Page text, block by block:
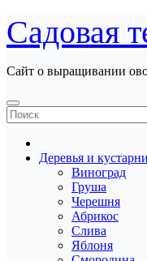
Перейти
к
содержанию
Садовая
Сайт о выращивании
Деревья и
Виноград
Груша
Черешня
Абрикос
Слива
Яблоня